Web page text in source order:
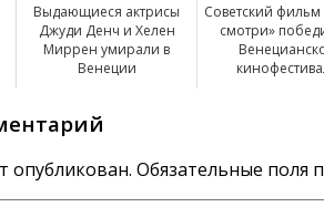
Выдающиеся актрисы
Джуди Денч и Хелен
Миррен умирали в
Венеции
Советский
смотри»
опубликован. Обязательные поля